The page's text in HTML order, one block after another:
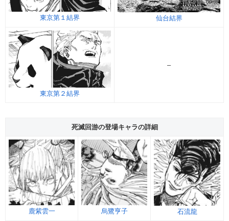
東京第１結界 仙台結界
東京第２結界
–
死滅回游の登場キャラの詳細
鹿紫雲一 烏鷺亨子 石流龍